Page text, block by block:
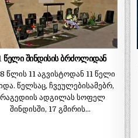
წელი შინდისის ბრძოლიდან
წლის 11 აგვისტოდან 11 წელი
წელსაც, ჩვეულებისამებრ,
ადგილას სოფელ
შინდისში, 17 გმირის…